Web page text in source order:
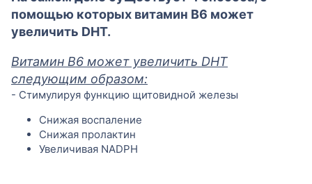
помощью которых витамин B6 может
увеличить DHT.
Витамин B6 может увеличить DHT
следующим образом:
- Стимулируя функцию щитовидной железы
Снижая воспаление
Снижая пролактин
Увеличивая NADPH